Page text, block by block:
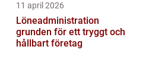
11 april 2026
Löneadministration
grunden för ett tryggt och
hållbart företag